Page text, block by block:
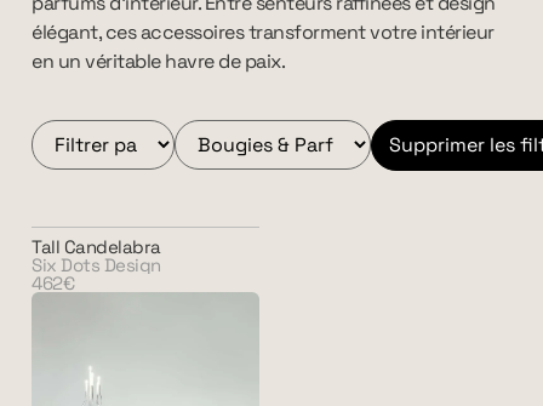
élégant, ces accessoires transforment votre intérieur
en un véritable havre de paix.
Supprimer les
Tall Candelabra
Six Dots Design
462€